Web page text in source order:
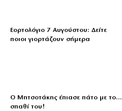
Εορτολόγιο 7 Αυγούστου: Δείτε
ποιοι γιορτάζουν σήμερα
Ο Μητσοτάκης έπιασε πάτο με το…
σπαθί του!